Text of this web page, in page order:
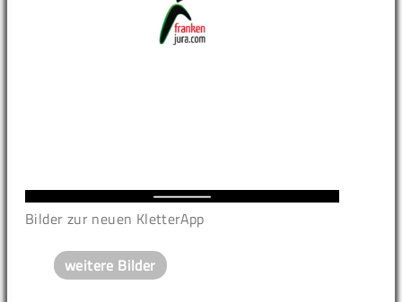
Bilder zur neuen KletterApp
weitere Bilder